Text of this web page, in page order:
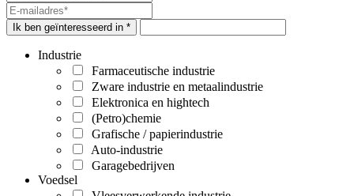
Ik ben geïnteresseerd in *
Industrie
Farmaceutische industrie
Zware industrie en metaalindustrie
Elektronica en hightech
(Petro)chemie
Grafische / papierindustrie
Auto-industrie
Garagebedrijven
Voedsel